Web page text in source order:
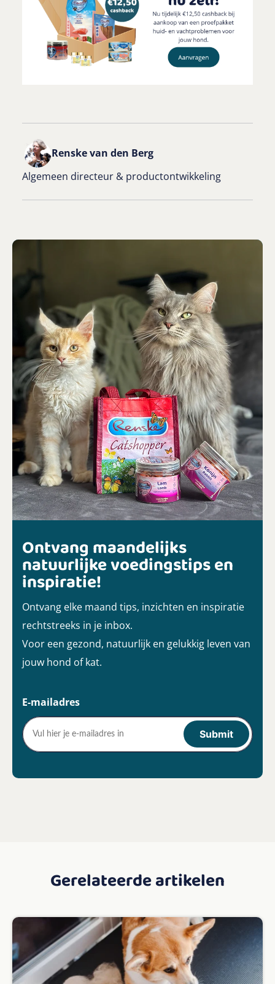
Renske van den Berg
Algemeen directeur & productontwikkeling
Ontvang maandelijks
natuurlijke voedingstips en
inspiratie!
Ontvang elke maand tips, inzichten en inspiratie
rechtstreeks in je inbox.
Voor een gezond, natuurlijk en gelukkig leven van
jouw hond of kat.
E-mailadres
Gerelateerde artikelen